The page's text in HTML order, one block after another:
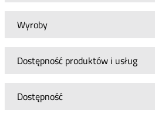
Wyroby
Dostępność produktów i usług
Dostępność